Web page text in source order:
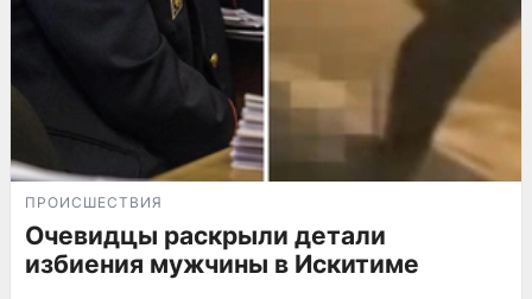
ПРОИСШЕСТВИЯ
Очевидцы раскрыли детали
избиения мужчины в Искитиме